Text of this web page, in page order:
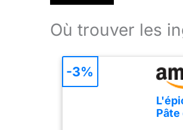
Où trouver les
Pâte
-3%